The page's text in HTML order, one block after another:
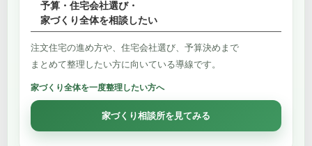
予算・住宅会社選び・
家づくり全体を相談したい
注文住宅の進め方や、住宅会社選び、予算決めまで
まとめて整理したい方に向いている導線です。
家づくり全体を一度整理したい方へ
家づくり相談所を見てみる